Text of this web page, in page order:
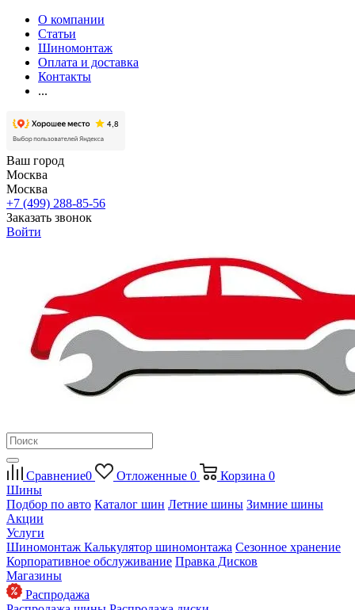
О компании
Статьи
Шиномонтаж
Оплата и доставка
Контакты
...
Ваш город
Москва
Москва
+7 (499) 288-85-56
Заказать звонок
Войти
Сравнение0 Отложенные 0 Корзина 0
Шины
Подбор по авто Каталог шин Летние шины Зимние шины
Акции
Услуги
Шиномонтаж Калькулятор шиномонтажа Сезонное хранение
Корпоративное обслуживание Правка Дисков
Магазины
Распродажа